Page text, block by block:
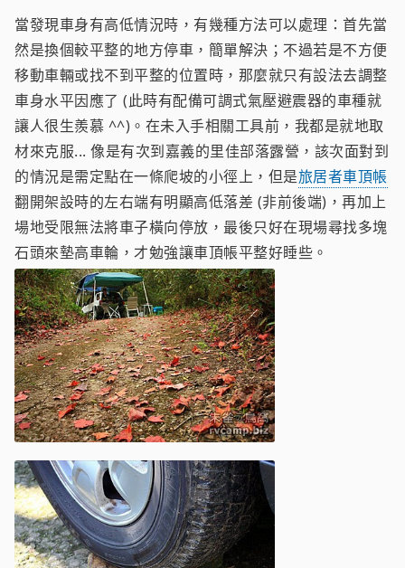
當發現車身有高低情況時，有幾種方法可以處理：首先當
然是換個較平整的地方停車，簡單解決；不過若是不方便
移動車輛或找不到平整的位置時，那麼就只有設法去調整
車身水平因應了 (此時有配備可調式氣壓避震器的車種就
讓人很生羨慕 ^^)。在未入手相關工具前，我都是就地取
材來克服... 像是有次到嘉義的里佳部落露營，該次面對到
的情況是需定點在一條爬坡的小徑上，但是旅居者車頂帳
翻開架設時的左右端有明顯高低落差 (非前後端)，再加上
場地受限無法將車子橫向停放，最後只好在現場尋找多塊
石頭來墊高車輪，才勉強讓車頂帳平整好睡些。